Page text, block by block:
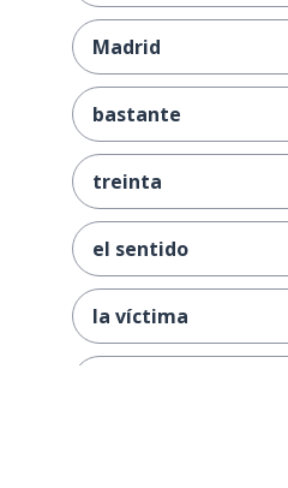
Madrid
bastante
treinta
el sentido
la víctima